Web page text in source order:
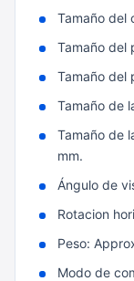
Tamaño del
Tamaño del
Tamaño del
Tamaño de
Tamaño de
mm.
Ángulo de
Rotacion
Peso:
Modo de